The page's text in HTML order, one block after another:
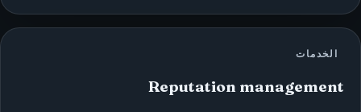
الخدمات
Reputation management